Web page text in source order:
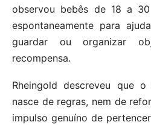
observou bebês de 18 a
espontaneamente para
guardar ou organizar
recompensa.
Rheingold descreveu que
nasce de regras, nem de
impulso genuíno de